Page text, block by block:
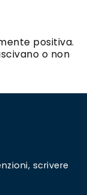
positiva.
o non
scrivere